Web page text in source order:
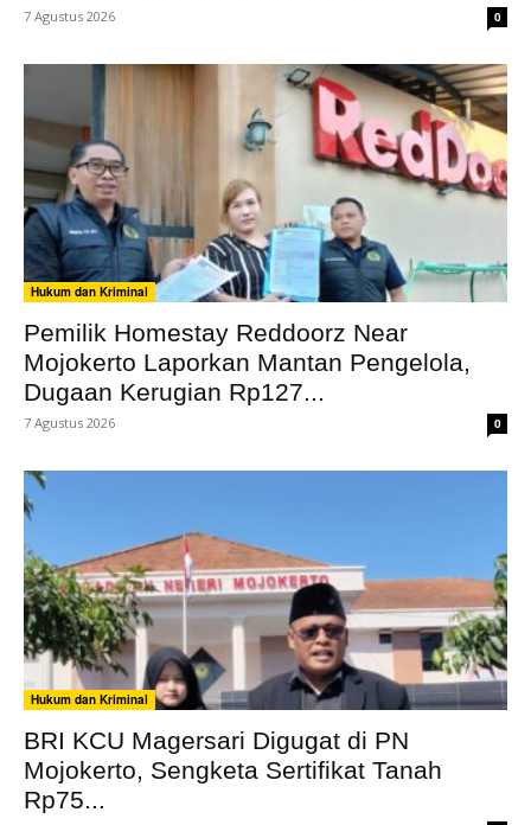
7 Agustus 2026 0
Hukum dan Kriminal
Pemilik Homestay Reddoorz Near
Mojokerto Laporkan Mantan Pengelola,
Dugaan Kerugian Rp127...
7 Agustus 2026 0
Hukum dan Kriminal
BRI KCU Magersari Digugat di PN
Mojokerto, Sengketa Sertifikat Tanah
Rp75...